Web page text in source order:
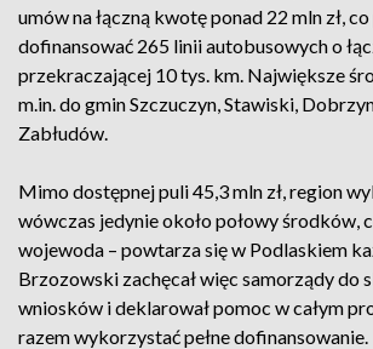
umów na łączną kwotę ponad 22 mln zł,
dofinansować 265 linii autobusowych o
przekraczającej 10 tys. km. Największe
m.in. do gmin Szczuczyn, Stawiski,
Zabłudów.
Mimo dostępnej puli 45,3 mln zł, region
wówczas jedynie około połowy środków,
wojewoda – powtarza się w Podlaskiem
Brzozowski zachęcał więc samorządy do
wniosków i deklarował pomoc w całym
razem wykorzystać pełne dofinansowanie.